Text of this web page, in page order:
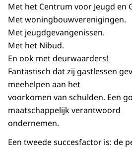
Met het Centrum voor Jeugd en
Met woningbouwverenigingen.
Met jeugdgevangenissen.
Met het Nibud.
En ook met deurwaarders!
Fantastisch dat zij gastlessen
meehelpen aan het
voorkomen van schulden. Een
maatschappelijk verantwoord
ondernemen.
Een tweede succesfactor is: de